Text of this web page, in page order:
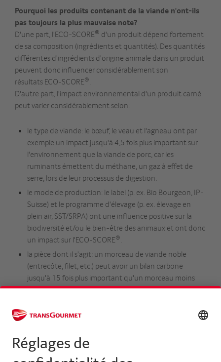
Pourquoi les produits contenant de la viande n'ont-ils
pas toujours la plus mauvaise note?
D'une part, l'ECO-SCORE® d'un produit dépend fortement
de sa composition (ingrédients et quantités). Des quantités
différentes d'ingrédients d'origine animale dans un produit
peuvent donc influencer considérablement son
résultats ECO-SCORE®.
D'autre part, l'impact environnemental d'un produit carné
peut varier considérablement selon:
le type de viande: le bœuf, le veau et l'agneau ont par
exemple un impact jusqu'à 4,5 fois plus important sur
l'environnement que la viande de porc, car les
ruminants émettent du méthane, un gaz à effet de
serre, lors de leur processus de digestion.
le mode de production: le label (p. ex. Bio Bourgeon, IP-
Suisse) et le programme d'élevage (p. ex. élevage en
plein air, SST/SRPA) ont une influence positive sur la
biodiversité et/ou le bien-être des animaux et ont donc
un impact sur l'ECO-SCORE®
la pièce dont il s'agit: un morceau de viande noble
(entrecôte, filet, etc.) peut avoir un bilan carbone
jusqu'à 15 fois plus important qu'un morceau moins
noble (foie, bouilli, etc.), car l'animal n'est pas utilisé en
un bilan écologique plus lourd que les produits végétaux,
celui-ci peut être réduit en utilisant les moyens mentionnés